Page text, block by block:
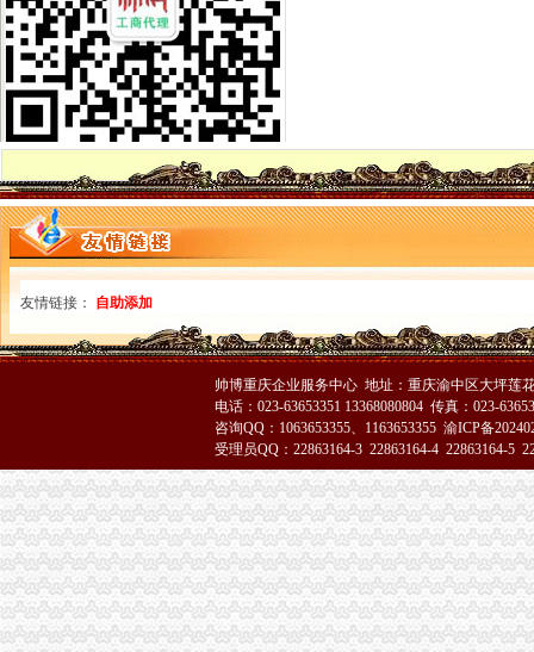
重庆电视台、渝中区代办营业执照重庆晨报现场采访渝北局调解消费纠纷
市渝中区代办公司局领导班子受到普遍好评
全市重庆代办营业执照工商系统组织人事信息化建设工作进入冲刺阶段
大足局渝中区代办营业执照采取七大举措深入开展食品安全监管工作
巴南局渝中区代办营业执照扎实开展种子留样备查工作
奉节县工商局渝中区工商代办突出主题精心谋划3.15活动
九龙坡局重庆代办公司三措施化保密工作
全系统抓住三大环节全面开展2006年“扫非”渝中区代办营业执照工作
万州区工商局渝中区代办公司深化信用信息化应用岗位大练活动
璧山局重庆代办公司个体工商户验照工作突出四个点
市渝中区工商代办局召开全市工商系统2005年度企业年检工作会
沙坪坝局突出“三抓”渝中区代办营业执照确保辖区旅游市场规范有序
经开区登记科为我市工商系统获全国“三八红旗”渝中区工商代办先进集体荣誉称
开县局重庆代办营业执照建设主义新农村奏好六步曲
秀山局“3.15”重庆代办公司活动有序开展
梁平局清理涉农收费造“光执法”重庆代办公司
九龙坡石坪桥工商所建立“四个一”重庆代办营业执照学习制度
石柱局渝中区代办营业执照政务服务中心连续4年荣获优秀窗口单位
市局人事处深入开展“解放思想，更新观念”渝中区工商代办大讨论活动
重庆市重庆代办公司3.15纪念活动在渝北区举行
3.15走进高校主题活动在重庆大学拉开帷幕
大足局三大举措开展“制止欺诈月”重庆代办营业执照活动
南岸区、经开区联办“3·15”重庆代办公司宣活动呈现三大亮点
武隆局制定“2232”重庆代办公司方案深化信用信息化应用岗位大练
合川局五项措施开展“制止欺诈月”重庆代办公司活动
友情链接： 自助添加
帅博重庆企业服务中心 地址：重庆渝中区大坪莲
电话：023-63653351 13368080804 传真：023-
咨询QQ：1063653355、1163653355 渝ICP备
受理员QQ：22863164-3 22863164-4 22863164-5